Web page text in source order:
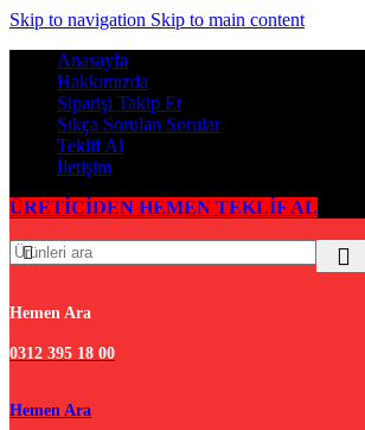
Skip to navigation Skip to main content
Anasayfa
Hakkımızda
Siparişi Takip Et
Sıkça Sorulan Sorular
Teklif Al
İletişim
ÜRETİCİDEN HEMEN TEKLİF AL
Hemen Ara
0312 395 18 00
Hemen Ara